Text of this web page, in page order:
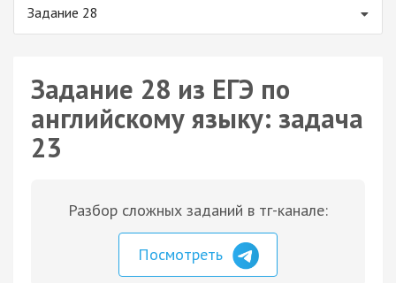
Задание 28
Задание 28 из ЕГЭ по
английскому языку: задача
23
Разбор сложных заданий в тг-канале:
Посмотреть